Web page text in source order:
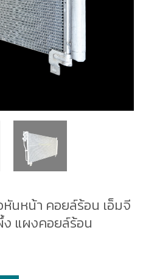
หันหน้า คอยล์ร้อน เอ็มจี
ง แผงคอยล์ร้อน